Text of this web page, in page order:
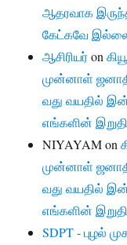
ஆதரவாக
கேட்கவே
ஆசிரியர்on
முன்னாள்
வது வயதில்
எங்களின்
NIYAYAMon
முன்னாள்
வது வயதில்
எங்களின்
SDPT - புழல்